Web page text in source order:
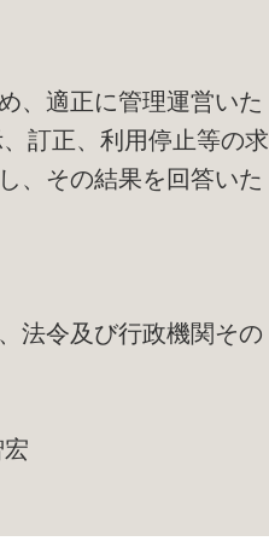
、適正に管理運営いた
訂正、利用停止等の求
、その結果を回答いた
法令及び行政機関その